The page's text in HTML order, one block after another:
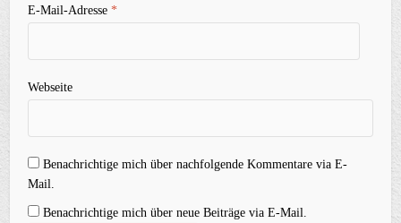
E-Mail-Adresse*
Webseite
Benachrichtige mich über nachfolgende Kommentare via E-
Mail.
Benachrichtige mich über neue Beiträge via E-Mail.